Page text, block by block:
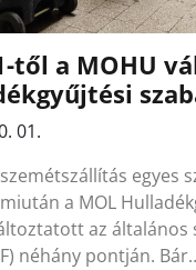
től a MOHU
01.
egyes
a MOL
az általános
néhány pontján.